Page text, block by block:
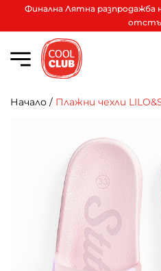
Финална Лятна разпродажба
Начало / Плажни чехли